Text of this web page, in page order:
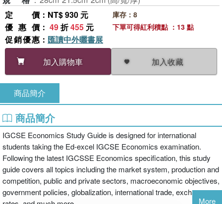
定價 ：NT$ 930 元
優惠價 ： 49折455 元
促銷優惠 ： 匯讀中外曬書展
加入購物車
加入收藏
庫存：8
下單可得紅利積點 ：13 點
商品簡介
商品簡介
IGCSE Economics Study Guide is designed for international
students taking the Ed-excel IGCSE Economics examination.
Following the latest IGCSSE Economics specification, this study
guide covers all topics including the market system, production and
competition, public and private sectors, macroeconomic objectives,
government policies, globalization, international trade, exchange
More